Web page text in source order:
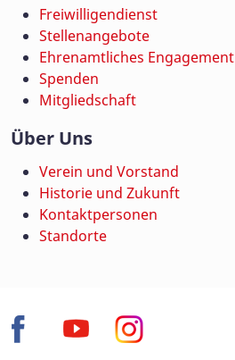
Freiwilligendienst
Stellenangebote
Ehrenamtliches Engagement
Spenden
Mitgliedschaft
Über Uns
Verein und Vorstand
Historie und Zukunft
Kontaktpersonen
Standorte